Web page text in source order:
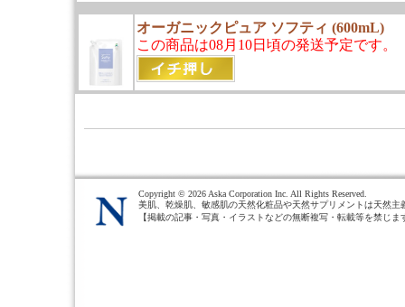
オーガニックピュア ソフティ (600mL)
この商品は08月10日頃の発送予定です。
Copyright © 2026 Aska Corporation Inc. All Rights Reserved.
美肌、乾燥肌、敏感肌の天然化粧品や天然サプリメントは天然主
【掲載の記事・写真・イラストなどの無断複写・転載等を禁じま